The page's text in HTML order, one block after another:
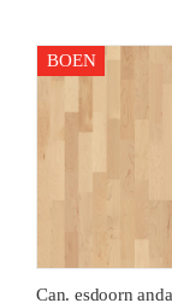
BOEN
Can. esdoorn